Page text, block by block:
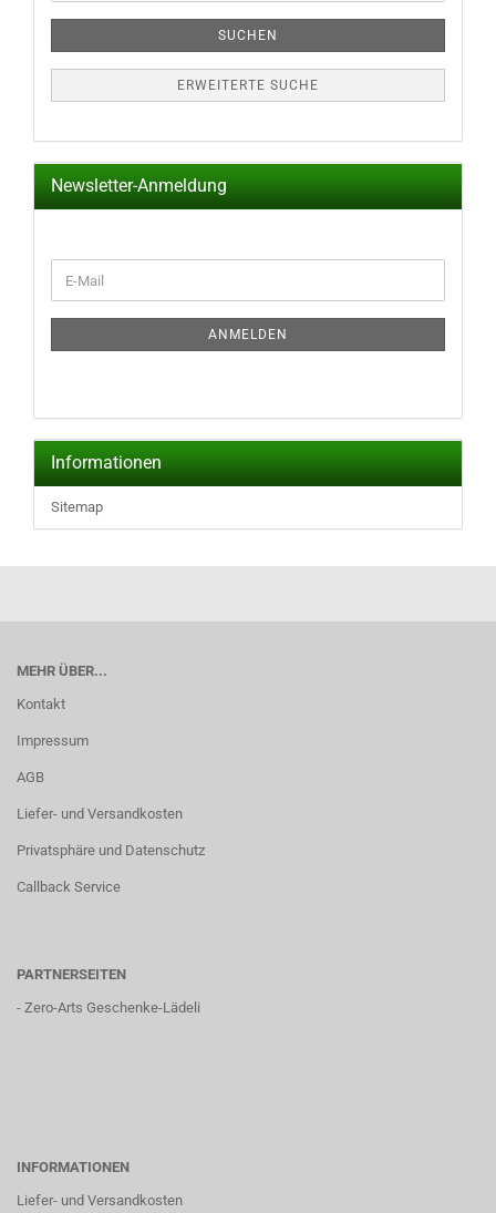
SUCHEN
ERWEITERTE SUCHE
Newsletter-Anmeldung
ZUR
E-
Mail
ANMELDEN
Informationen
Sitemap
MEHR ÜBER...
Kontakt
Impressum
AGB
Liefer- und Versandkosten
Privatsphäre und Datenschutz
Callback Service
PARTNERSEITEN
- Zero-Arts Geschenke-Lädeli
INFORMATIONEN
Liefer- und Versandkosten